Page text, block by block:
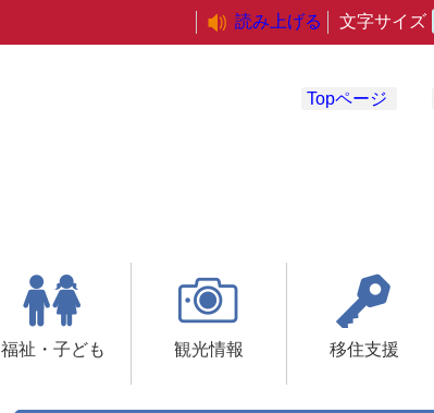
読み上げる 文字サイズ
Topページ
福祉・子ども 観光情報 移住支援